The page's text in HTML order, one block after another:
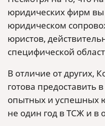
юридических фирм
юридическом
юристов,
специфической
В отличие от других,
готова предоставить
опытных и успешных
не один год в ТСЖ и в